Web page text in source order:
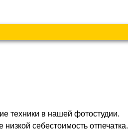
техники в нашей фотостудии.
себестоимость отпечатка.